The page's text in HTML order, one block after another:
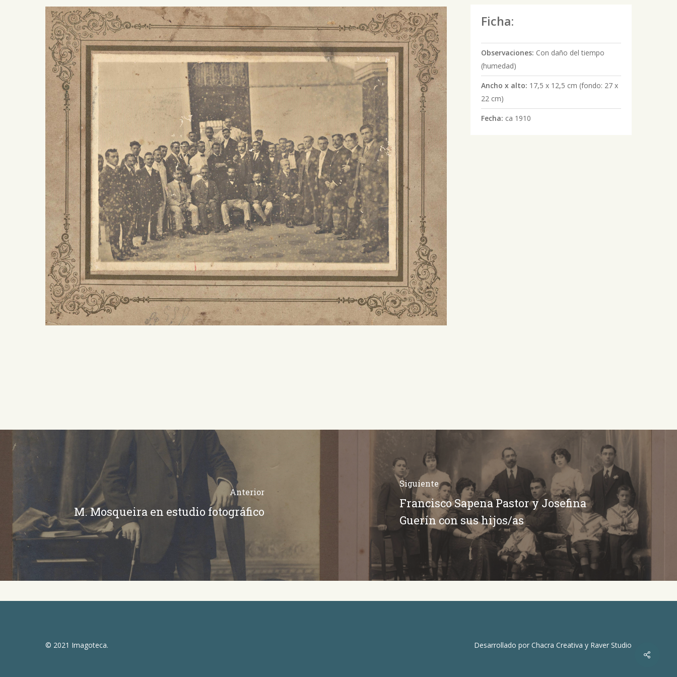
Ficha:
Observaciones: Con daño del tiempo
(humedad)
Ancho x alto: 17,5 x 12,5 cm (fondo: 27 x
22 cm)
Fecha: ca 1910
Anterior
M. Mosqueira en estudio fotográfico
Siguiente
Francisco Sapena Pastor y Josefina
Guerín con sus hijos/as
© 2021 Imagoteca. Desarrollado por Chacra Creativa y Raver Studio